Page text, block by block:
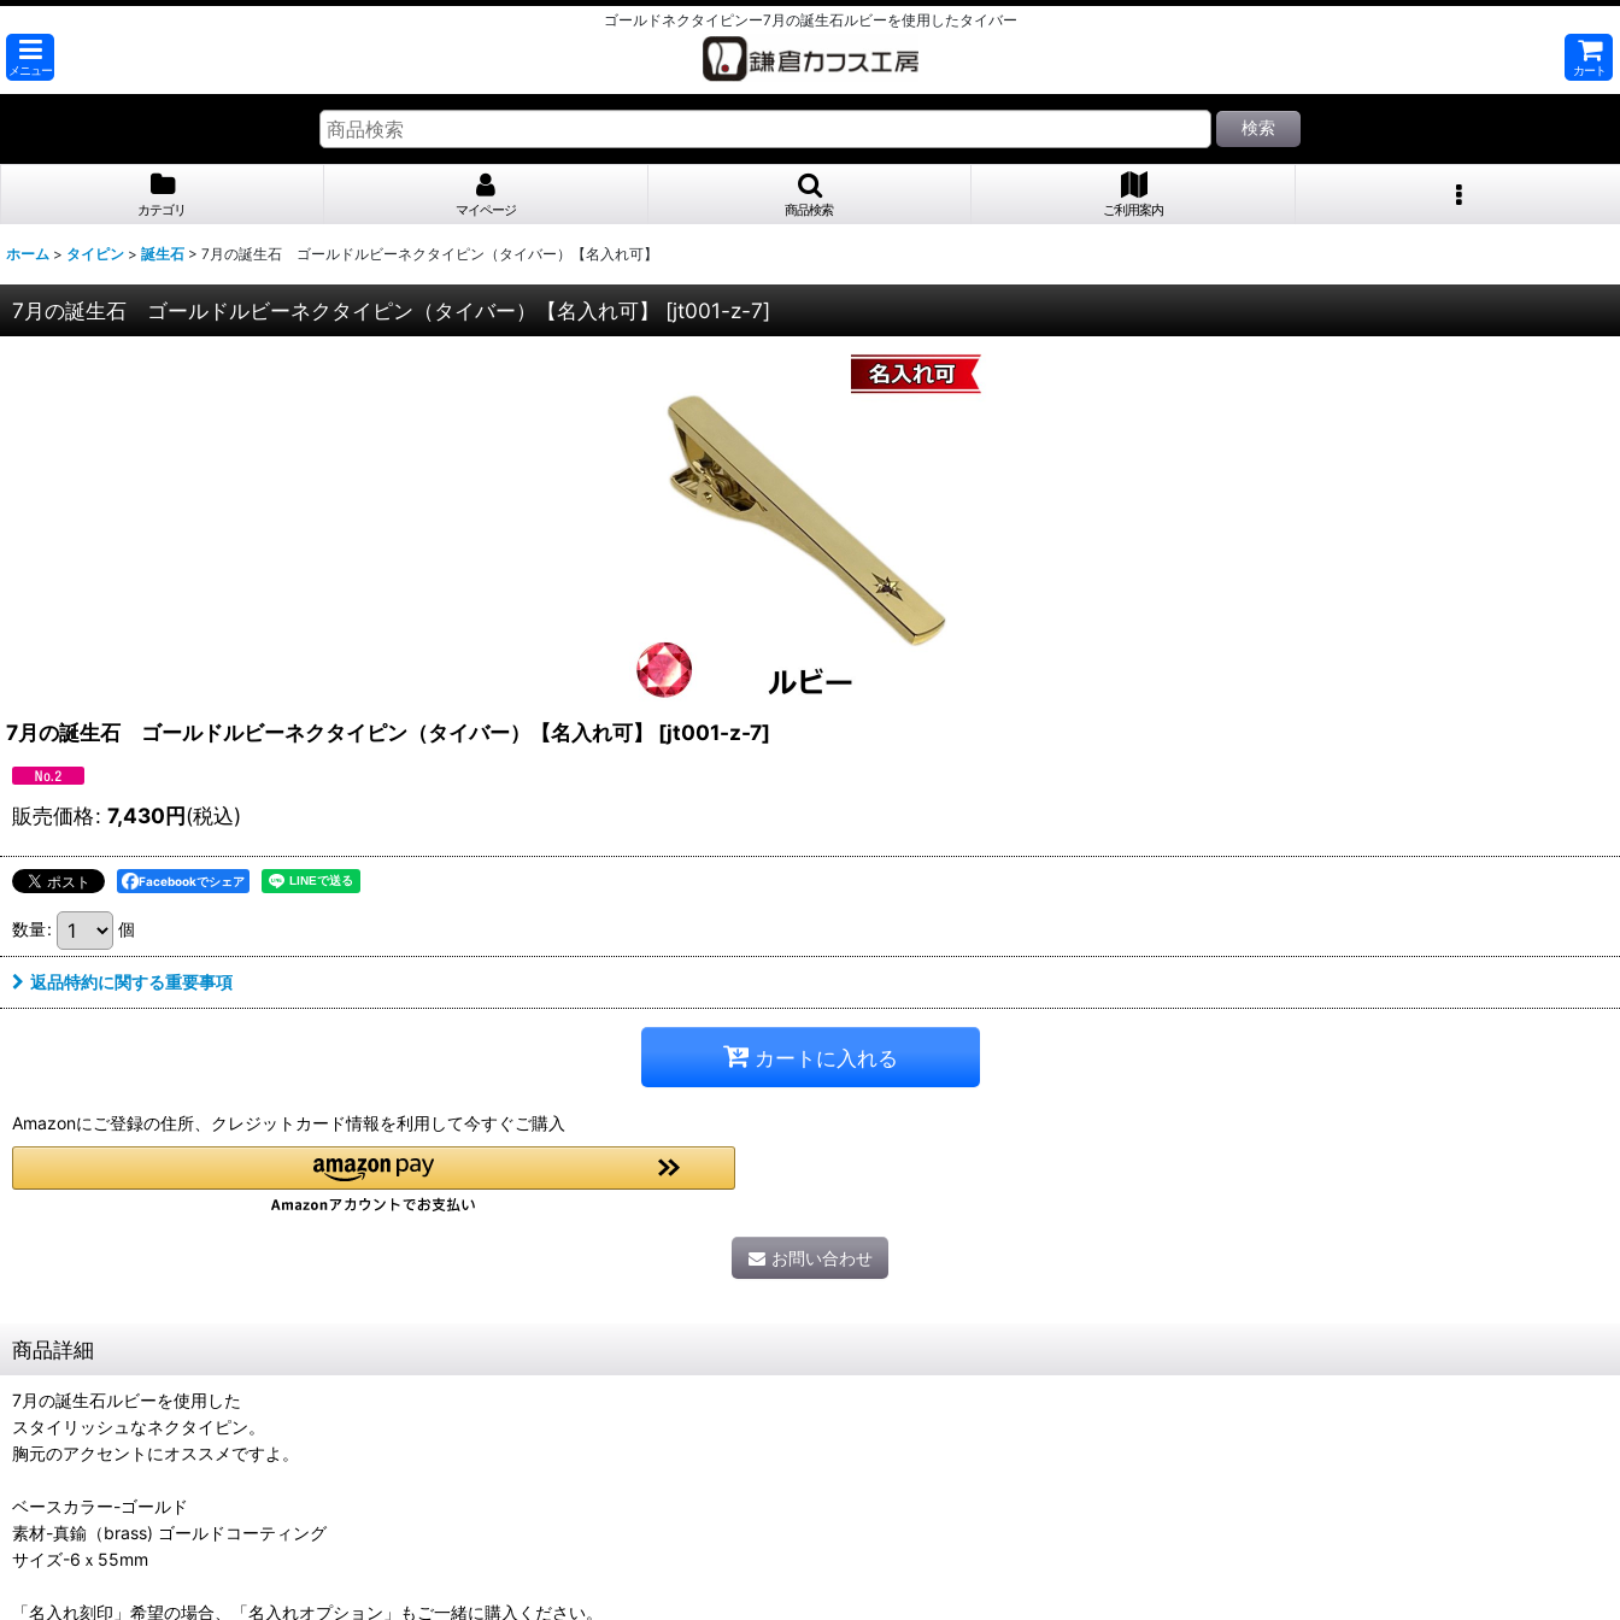
ゴールドネクタイピンー7月の誕生石ルビーを使用したタイバー
メニュー カート
検索
カテゴリ マイページ 商品検索 ご利用案内
ホーム > タイピン > 誕生石 > 7月の誕生石 ゴールドルビーネクタイピン（タイバー）【名入れ可】
7月の誕生石 ゴールドルビーネクタイピン（タイバー）【名入れ可】 [jt001-z-7]
7月の誕生石 ゴールドルビーネクタイピン（タイバー）【名入れ可】 [jt001-z-7]
販売価格: 7,430円(税込)
Facebookでシェア
数量: 個
返品特約に関する重要事項
カートに入れる
Amazonにご登録の住所、クレジットカード情報を利用して今すぐご購入
お問い合わせ
商品詳細
7月の誕生石ルビーを使用した
スタイリッシュなネクタイピン。
胸元のアクセントにオススメですよ。
ベースカラー-ゴールド
素材-真鍮（brass) ゴールドコーティング
サイズ-6ｘ55mm
「名入れ刻印」希望の場合、「名入れオプション」もご一緒に購入ください。